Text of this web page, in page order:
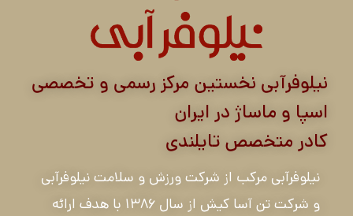
نیلوفرآبی نخستین مرکز رسمی و تخصصی
اسپا و ماساژ در ایران
کادر متخصص تایلندی
نیلوفرآبی مرکب از شرکت ورزش و سلامت نیلوفرآبی
و شرکت تن آسا کیش از سال ۱۳۸۶ با هدف ارائه